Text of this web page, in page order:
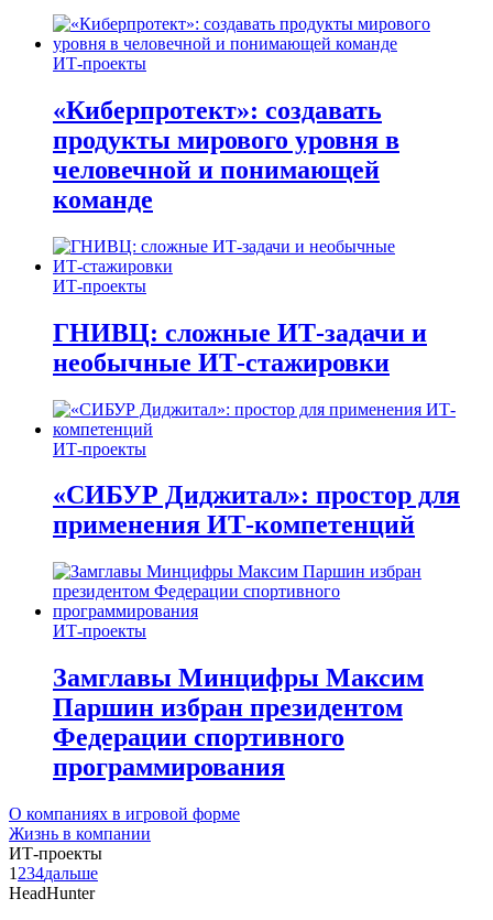
ИТ-проекты
«Киберпротект»: создавать
продукты мирового уровня в
человечной и понимающей
команде
ИТ-проекты
ГНИВЦ: сложные ИТ‑задачи и
необычные ИТ‑стажировки
ИТ-проекты
«СИБУР Диджитал»: простор для
применения ИТ-компетенций
ИТ-проекты
Замглавы Минцифры Максим
Паршин избран президентом
Федерации спортивного
программирования
О компаниях в игровой форме
Жизнь в компании
ИТ-проекты
1 234дальше
HeadHunter